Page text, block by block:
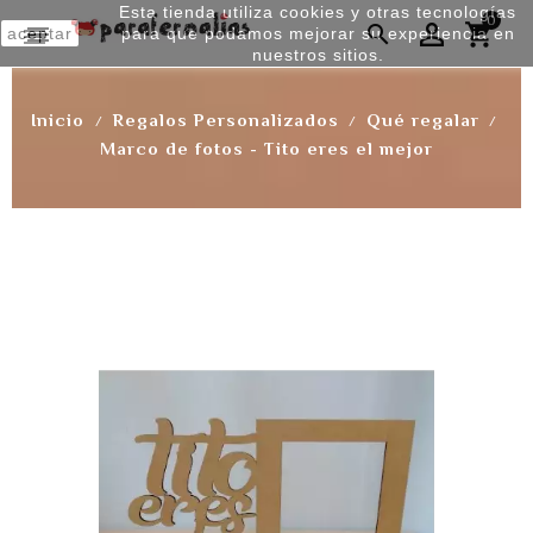

 0
Inicio Regalos Personalizados
Qué regalar
Marco de fotos - Tito eres el mejor
aceptar
Esta tienda utiliza cookies y otras tecnologías
para que podamos mejorar su experiencia en
nuestros sitios.